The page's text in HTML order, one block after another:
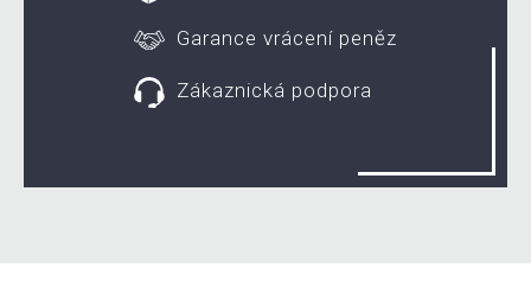
Garance vrácení peněz
Zákaznická podpora